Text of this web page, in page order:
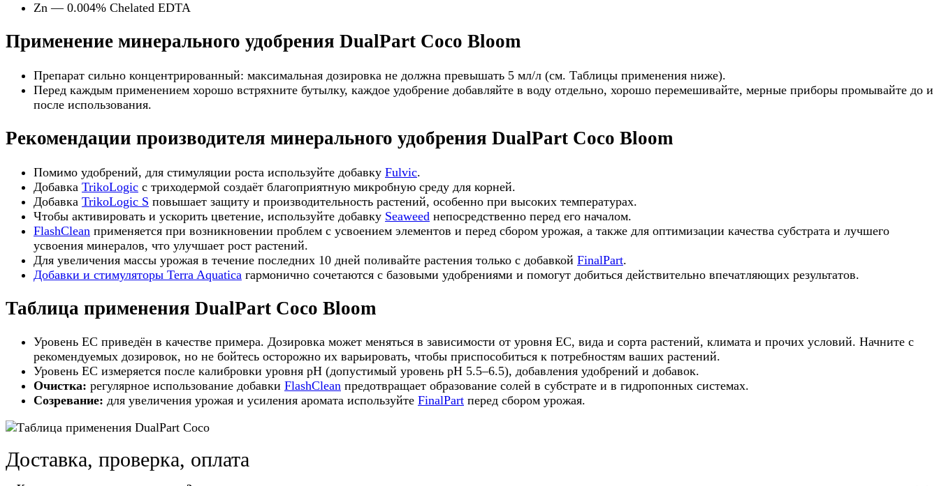
Zn — 0.004% Chelated EDTA
Применение минерального удобрения DualPart Coco Bloom
Препарат сильно концентрированный: максимальная дозировка не должна превышать 5 мл/л (см. Таблицы применения ниже).
Перед каждым применением хорошо встряхните бутылку, каждое удобрение добавляйте в воду отдельно, хорошо перемешивайте, мерные приборы промывайте до и
после использования.
Рекомендации производителя минерального удобрения DualPart Coco Bloom
Помимо удобрений, для стимуляции роста используйте добавку Fulvic.
Добавка TrikoLogic с триходермой создаёт благоприятную микробную среду для корней.
Добавка TrikoLogic S повышает защиту и производительность растений, особенно при высоких температурах.
Чтобы активировать и ускорить цветение, используйте добавку Seaweed непосредственно перед его началом.
FlashClean применяется при возникновении проблем с усвоением элементов и перед сбором урожая, а также для оптимизации качества субстрата и лучшего
усвоения минералов, что улучшает рост растений.
Для увеличения массы урожая в течение последних 10 дней поливайте растения только c добавкой FinalPart.
Добавки и стимуляторы Terra Aquatica гармонично сочетаются с базовыми удобрениями и помогут добиться действительно впечатляющих результатов.
Таблица применения DualPart Coco Bloom
Уровень EC приведён в качестве примера. Дозировка может меняться в зависимости от уровня ЕС, вида и сорта растений, климата и прочих условий. Начните с
рекомендуемых дозировок, но не бойтесь осторожно их варьировать, чтобы приспособиться к потребностям ваших растений.
Уровень ЕС измеряется после калибровки уровня pH (допустимый уровень pH 5.5–6.5), добавления удобрений и добавок.
Очистка: регулярное использование добавки FlashClean предотвращает образование солей в субстрате и в гидропонных системах.
Созревание: для увеличения урожая и усиления аромата используйте FinalPart перед сбором урожая.
Доставка, проверка, оплата